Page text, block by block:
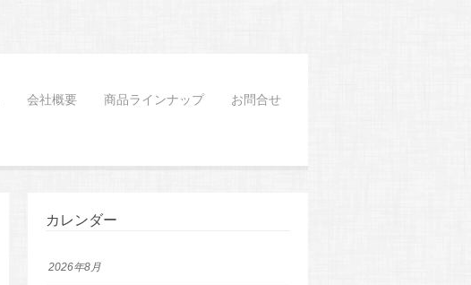
会社概要 商品ラインナップ お問合せ
カレンダー
2026年8月